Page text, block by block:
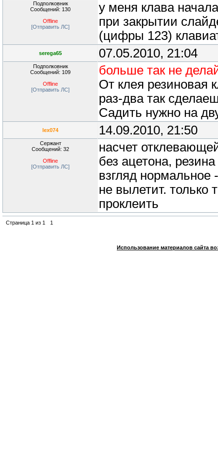
Подполковник
Сообщений: 130
Offline
[Отправить ЛС]
у меня клава
при закрытии
(цифры 123)
serega65 07.05.2010, 21:04
Подполковник
Сообщений: 109
Offline
[Отправить ЛС]
больше так не
От клея резиновая
раз-два так
Садить нужно на
lex074 14.09.2010, 21:50
Сержант
Сообщений: 32
Offline
[Отправить ЛС]
насчет
без ацетона,
взгляд нормальное
не вылетит. только
проклеить
Страница 1 из 1 1
Использование материалов сайта